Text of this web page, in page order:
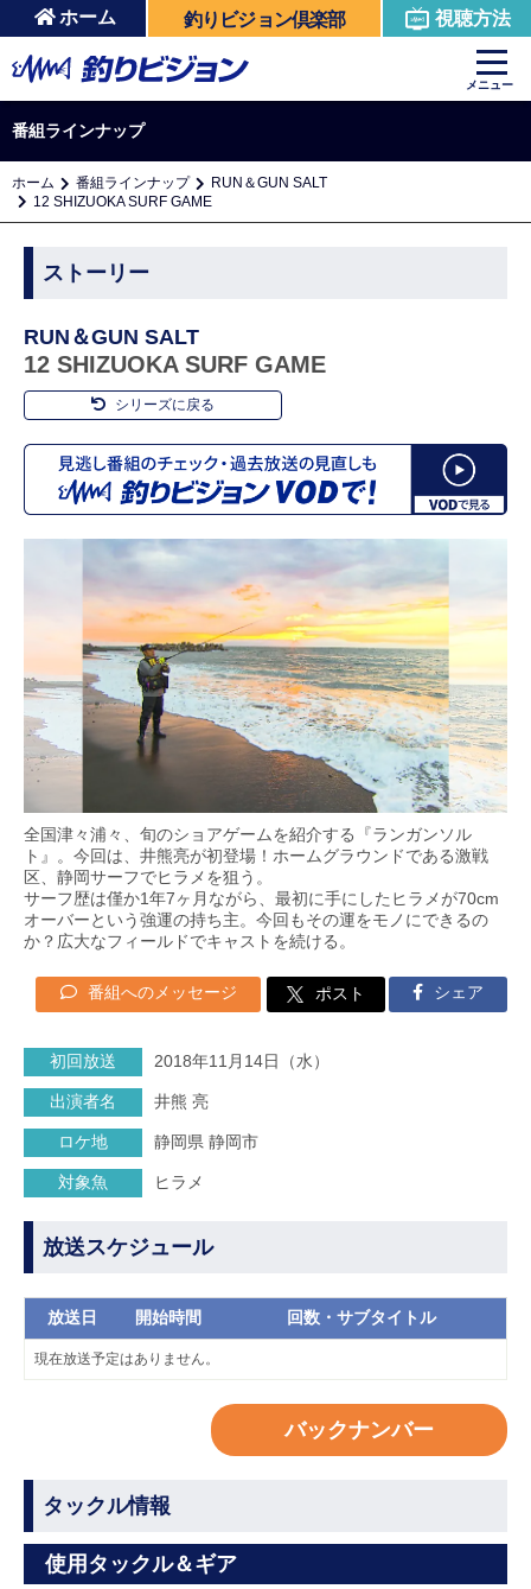
ホーム 釣りビジョン倶楽部 視聴方法
メニュー
番組ラインナップ
ホーム 番組ラインナップ
RUN＆GUN SALT
12 SHIZUOKA SURF GAME
ストーリー
RUN＆GUN SALT
12 SHIZUOKA SURF GAME
シリーズに戻る
全国津々浦々、旬のショアゲームを紹介する『ランガンソル
ト』。今回は、井熊亮が初登場！ホームグラウンドである激戦
区、静岡サーフでヒラメを狙う。
サーフ歴は僅か1年7ヶ月ながら、最初に手にしたヒラメが70cm
オーバーという強運の持ち主。今回もその運をモノにできるの
か？広大なフィールドでキャストを続ける。
番組へのメッセージ ポスト シェア
初回放送 2018年11月14日（水）
出演者名 井熊 亮
ロケ地 静岡県 静岡市
対象魚 ヒラメ
放送スケジュール
放送日 開始時間 回数・サブタイトル
現在放送予定はありません。
バックナンバー
タックル情報
使用タックル＆ギア